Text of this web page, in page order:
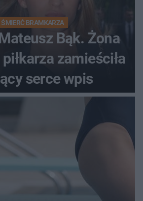
ŚMIERĆ BRAMKARZA
Bąk. Żona
zamieściła
serce wpis